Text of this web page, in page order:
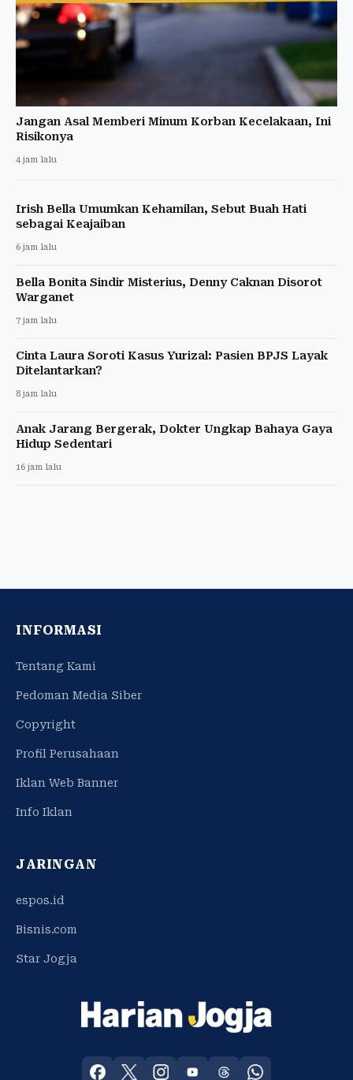
Jangan Asal Memberi Minum Korban Kecelakaan, Ini
Risikonya
4 jam lalu
Irish Bella Umumkan Kehamilan, Sebut Buah Hati
sebagai Keajaiban
6 jam lalu
Bella Bonita Sindir Misterius, Denny Caknan Disorot
Warganet
7 jam lalu
Cinta Laura Soroti Kasus Yurizal: Pasien BPJS Layak
Ditelantarkan?
8 jam lalu
Anak Jarang Bergerak, Dokter Ungkap Bahaya Gaya
Hidup Sedentari
16 jam lalu
INFORMASI
Tentang Kami
Pedoman Media Siber
Copyright
Profil Perusahaan
Iklan Web Banner
Info Iklan
JARINGAN
espos.id
Bisnis.com
Star Jogja